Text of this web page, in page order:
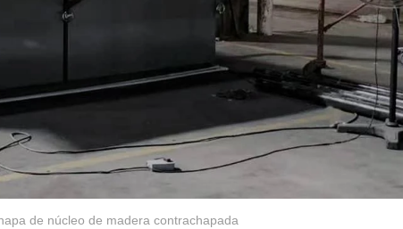
de núcleo de madera contrachapada